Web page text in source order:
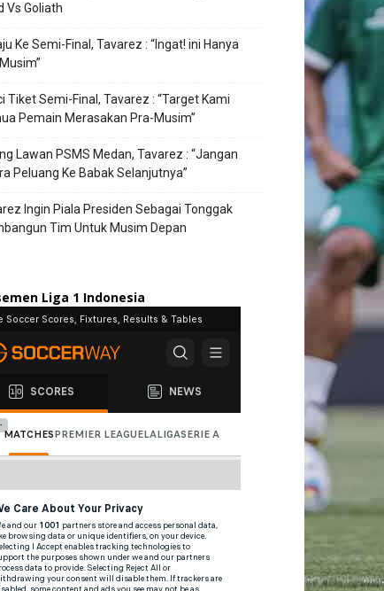
Vs Goliath
Ke Semi-Final, Tavarez : “Ingat! ini Hanya
Tiket Semi-Final, Tavarez : “Target Kami
Pemain Merasakan Pra-Musim”
Lawan PSMS Medan, Tavarez : “Jangan
Peluang Ke Babak Selanjutnya”
Ingin Piala Presiden Sebagai Tonggak
Tim Untuk Musim Depan
Liga 1 Indonesia